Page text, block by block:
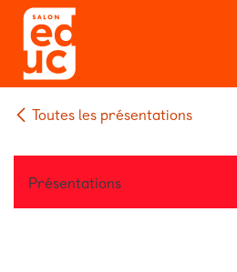
Se rendre au contenu
Toutes les présentations
Présentations